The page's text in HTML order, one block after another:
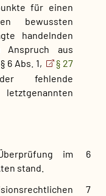
für einen
bewussten
handelnden
Anspruch aus
6 Abs. 1,
§ 27
fehlende
6
im
stand.
7